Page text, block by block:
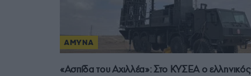
ΑΜΥΝΑ
«Ασπίδα του Αχιλλέα»: Στο ΚΥΣΕΑ ο ελληνικός